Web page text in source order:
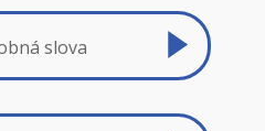
slova